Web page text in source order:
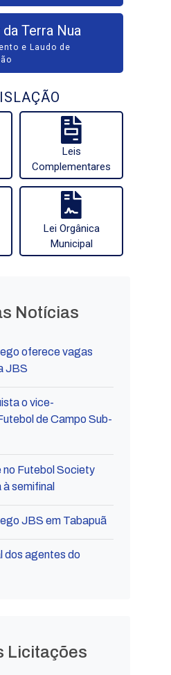
Terra Nua
e Laudo de
Leis
Complementares
Lei Orgânica
Municipal
Notícias
oferece vagas
JBS
o vice-
de Campo Sub-
no Futebol Society
semifinal
JBS em Tabapuã
dos agentes do
Licitações